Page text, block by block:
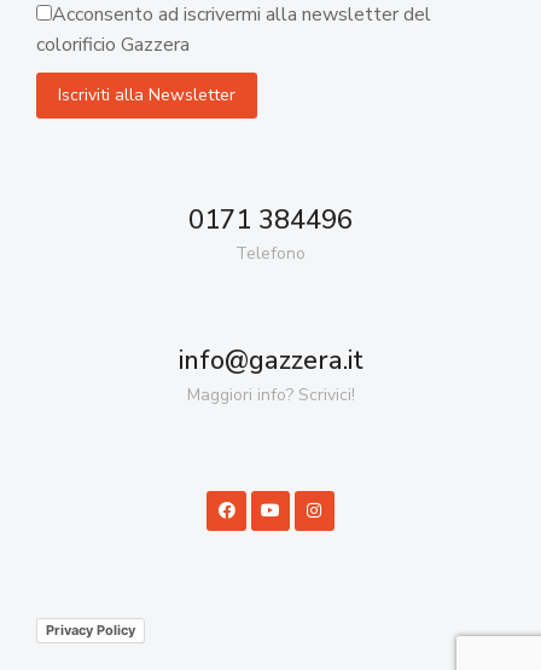
Acconsento ad iscrivermi alla newsletter del
colorificio Gazzera
0171 384496
Telefono
info@gazzera.it
Maggiori info? Scrivici!
Privacy Policy